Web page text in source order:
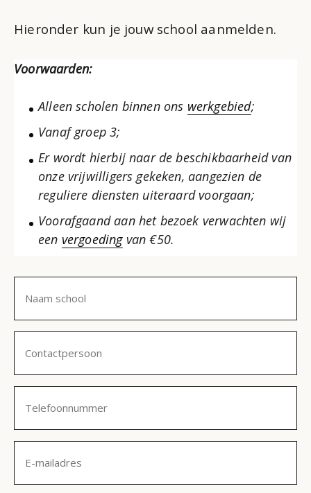
Hieronder kun je jouw school aanmelden.
Voorwaarden:
Alleen scholen binnen ons werkgebied;
Vanaf groep 3;
Er wordt hierbij naar de beschikbaarheid van
onze vrijwilligers gekeken, aangezien de
reguliere diensten uiteraard voorgaan;
Voorafgaand aan het bezoek verwachten wij
een vergoedingvan €50.
school
(Vereist)
(Vereist)
(Vereist)
mailadres